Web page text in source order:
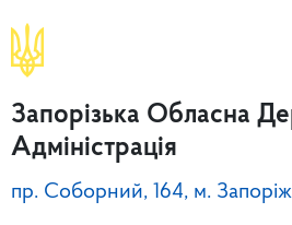
Запорізька Обласна
Адміністрація
пр. Соборний, 164, м.